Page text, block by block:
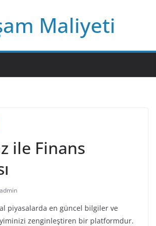
Maliyeti
ile Finans
admin
piyasalarda en güncel bilgiler ve
zenginleştiren bir platformdur.